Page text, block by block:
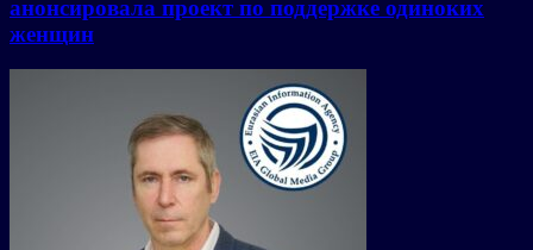
анонсировала проект по поддержке одиноких
женщин